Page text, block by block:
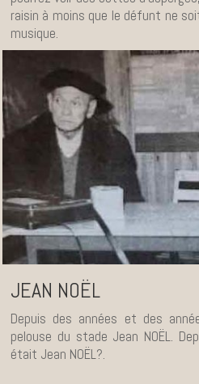
raisin à moins que le défunt ne
musique.
JEAN NOËL
Depuis des années et des
pelouse du stade Jean NOËL.
était Jean NOËL?.